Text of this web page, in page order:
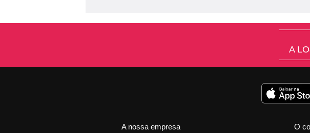
A
A nossa empresa
O